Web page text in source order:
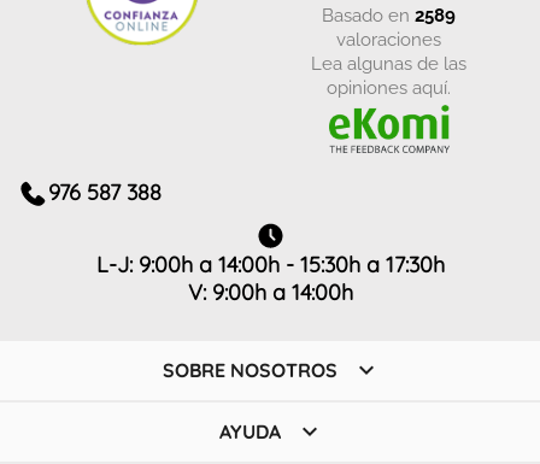
basado en 2589
valoraciones
Lea algunas de las
opiniones aquí.
976 587 388
L-J: 9:00h a 14:00h - 15:30h a 17:30h
V: 9:00h a 14:00h
SOBRE NOSOTROS 
AYUDA 